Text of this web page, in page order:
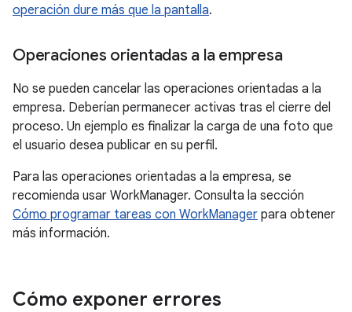
operación dure más que la pantalla.
Operaciones orientadas a la empresa
No se pueden cancelar las operaciones orientadas a la
empresa. Deberían permanecer activas tras el cierre del
proceso. Un ejemplo es finalizar la carga de una foto que
el usuario desea publicar en su perfil.
Para las operaciones orientadas a la empresa, se
recomienda usar WorkManager. Consulta la sección
Cómo programar tareas con WorkManager para obtener
más información.
Cómo exponer errores